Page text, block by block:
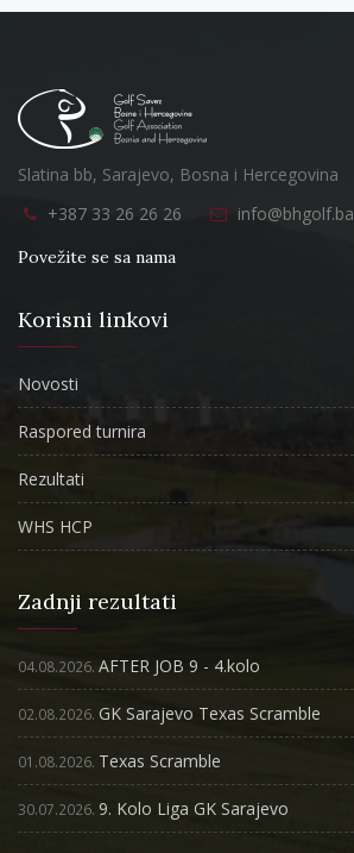
Slatina bb, Sarajevo, Bosna i Hercegovina
+387 33 26 26 26
info@bhgolf.ba
Povežite se sa nama
Korisni linkovi
Novosti
Raspored turnira
Rezultati
WHS HCP
Zadnji rezultati
04.08.2026. AFTER JOB 9 - 4.kolo
02.08.2026. GK Sarajevo Texas Scramble
01.08.2026. Texas Scramble
30.07.2026. 9. Kolo Liga GK Sarajevo